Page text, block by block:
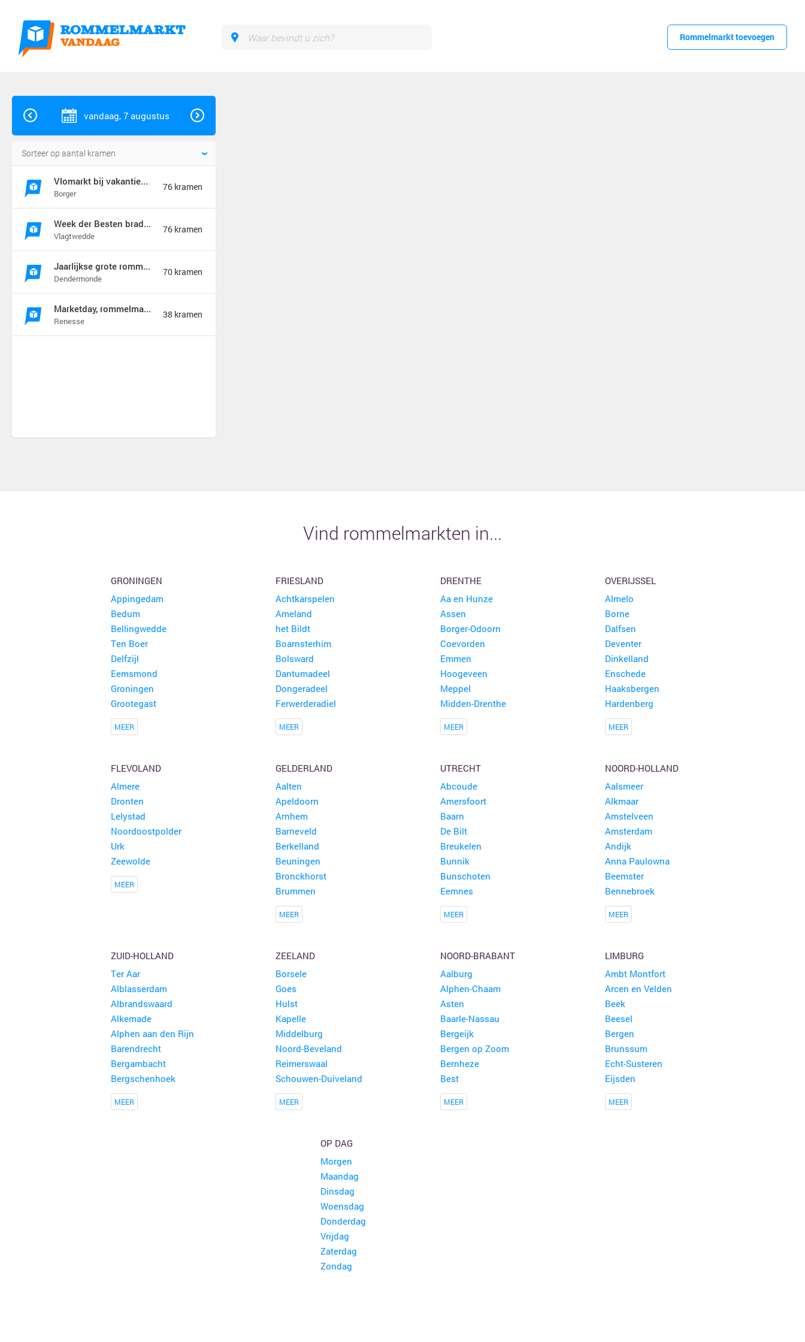
Rommelmarkt toevoegen
vandaag, 7 augustus
Vlomarkt bij vakantiebraderie in Borger
Borger
76 kramen
Week der Besten braderie en rommelmarkt (jaarmarkt)
Vlagtwedde
76 kramen
Jaarlijkse grote rommelmarkt
Dendermonde
70 kramen
Marketday, rommelmarkt en meer
Renesse
38 kramen
Vind rommelmarkten in...
GRONINGEN
Appingedam
Bedum
Bellingwedde
Ten Boer
Delfzijl
Eemsmond
Groningen
Grootegast
MEER
FRIESLAND
Achtkarspelen
Ameland
het Bildt
Boarnsterhim
Bolsward
Dantumadeel
Dongeradeel
Ferwerderadiel
MEER
DRENTHE
Aa en Hunze
Assen
Borger-Odoorn
Coevorden
Emmen
Hoogeveen
Meppel
Midden-Drenthe
MEER
OVERIJSSEL
Almelo
Borne
Dalfsen
Deventer
Dinkelland
Enschede
Haaksbergen
Hardenberg
MEER
FLEVOLAND
Almere
Dronten
Lelystad
Noordoostpolder
Urk
Zeewolde
MEER
GELDERLAND
Aalten
Apeldoorn
Arnhem
Barneveld
Berkelland
Beuningen
Bronckhorst
Brummen
MEER
UTRECHT
Abcoude
Amersfoort
Baarn
De Bilt
Breukelen
Bunnik
Bunschoten
Eemnes
MEER
NOORD-HOLLAND
Aalsmeer
Alkmaar
Amstelveen
Amsterdam
Andijk
Anna Paulowna
Beemster
Bennebroek
MEER
ZUID-HOLLAND
Ter Aar
Alblasserdam
Albrandswaard
Alkemade
Alphen aan den Rijn
Barendrecht
Bergambacht
Bergschenhoek
MEER
ZEELAND
Borsele
Goes
Hulst
Kapelle
Middelburg
Noord-Beveland
Reimerswaal
Schouwen-Duiveland
MEER
NOORD-BRABANT
Aalburg
Alphen-Chaam
Asten
Baarle-Nassau
Bergeijk
Bergen op Zoom
Bernheze
Best
MEER
LIMBURG
Ambt Montfort
Arcen en Velden
Beek
Beesel
Bergen
Brunssum
Echt-Susteren
Eijsden
MEER
OP DAG
Morgen
Maandag
Dinsdag
Woensdag
Donderdag
Vrijdag
Zaterdag
Zondag